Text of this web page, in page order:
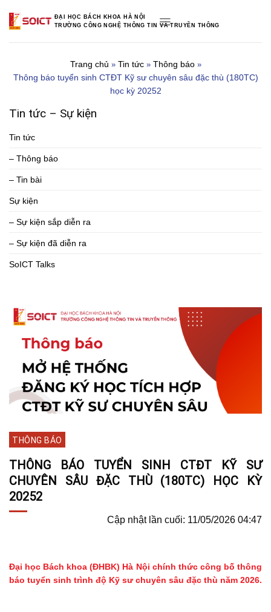
content
ĐẠI HỌC BÁCH KHOA HÀ NỘI
TRƯỜNG CÔNG NGHỆ THÔNG TIN VÀ TRUYỀN THÔNG
Trang chủ » Tin tức» Thông báo»
Thông báo tuyển sinh CTĐT Kỹ sư chuyên sâu đặc thù (180TC)
học kỳ 20252
Tin tức – Sự kiện
Tin tức
– Thông báo
– Tin bài
Sự kiện
– Sự kiện sắp diễn ra
– Sự kiện đã diễn ra
SoICT Talks
THÔNG BÁO
THÔNG BÁO TUYỂN SINH CTĐT KỸ SƯ
CHUYÊN SÂU ĐẶC THÙ (180TC) HỌC KỲ
20252
Cập nhật lần cuối: 11/05/2026 04:47
Đại học Bách khoa (ĐHBK) Hà Nội chính thức công bố thông
báo tuyển sinh trình độ Kỹ sư chuyên sâu đặc thù năm 2026.